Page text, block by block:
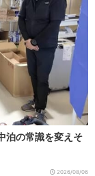
泊の常識を変えそ
2026/08/06